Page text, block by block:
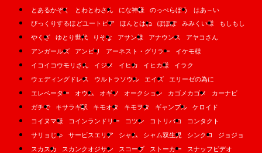
とあるかぞく
とわとわさん にな神様 のっぺらぼう
はあ～い
びっくりするほどユートピア
ほんとはね ぽぽぽ みみくい様
もしもし
やくざ
ゆとり世代 りそな アサン様 アナウンス
アヤコさん
アンガールズ
アンビリ アーネスト・グリラー
イケモ様
イコイコウモリさん
イジメ イヒカ イヒカ様
イラク
ウェディングドレス
ウルトラソウル エイズ
エリーゼの為に
エレベーター
オウム オギソ オークション カゴメカゴメ
カーナビ
ガチで
キサラギ駅 キモオタ キモヲタ ギャンブル
ケロイド
コイヌマ様
コインランドリー コツン コトリバコ
コンタクト
サリョじゃ
サービスエリア シャム シャム双生児 シンクロ
ジョジョ
スカスカ
スカンクオジサン スコープ ストーカー
スナッフビデオ